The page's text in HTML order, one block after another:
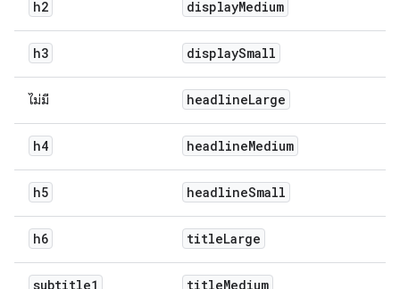
h2 displayMedium
h3 displaySmall
ไม่มี headlineLarge
h4 headlineMedium
h5 headlineSmall
h6 titleLarge
subtitle1 titleMedium